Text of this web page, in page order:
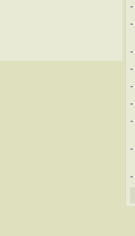
-
-
-
-
-
-
-
-
-